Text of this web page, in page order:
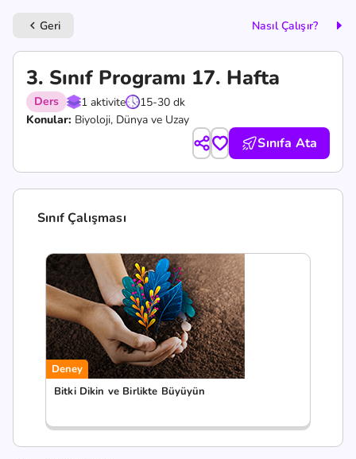
keyboard_arrow_left Geri Nasıl Çalışır?
3. Sınıf Programı 17. Hafta
Ders 1 aktivite
15-30 dk
Konular: Biyoloji, Dünya ve Uzay
Sınıfa Ata
Sınıf Çalışması
Deney
Bitki Dikin ve Birlikte Büyüyün